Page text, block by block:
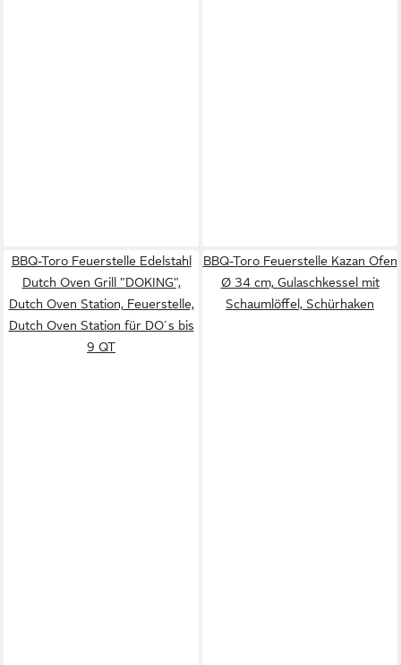
BBQ-Toro Feuerstelle Edelstahl
Dutch Oven Grill "DOKING",
Dutch Oven Station, Feuerstelle,
Dutch Oven Station für DO´s bis
9 QT
BBQ-Toro Feuerstelle Kazan Ofen
Ø 34 cm, Gulaschkessel mit
Schaumlöffel, Schürhaken